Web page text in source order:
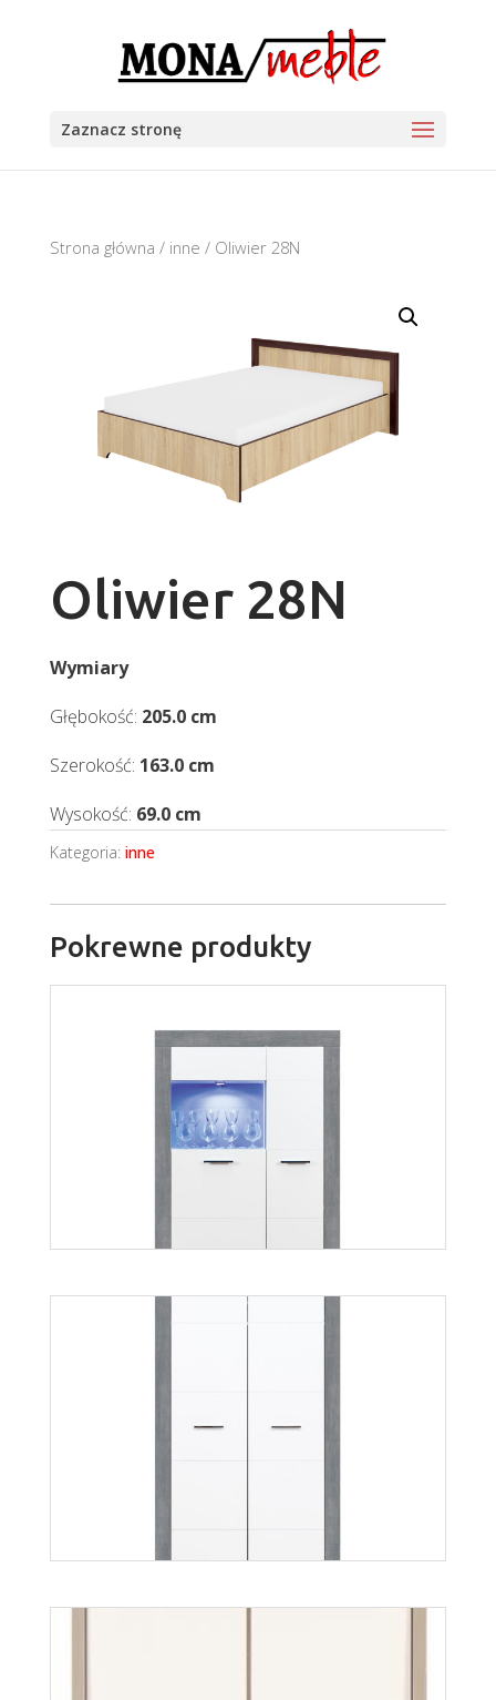
Zaznacz stronę
Strona główna / inne / Oliwier 28N
Oliwier 28N
Wymiary
Głębokość: 205.0 cm
Szerokość: 163.0 cm
Wysokość: 69.0 cm
Kategoria: inne
Pokrewne produkty